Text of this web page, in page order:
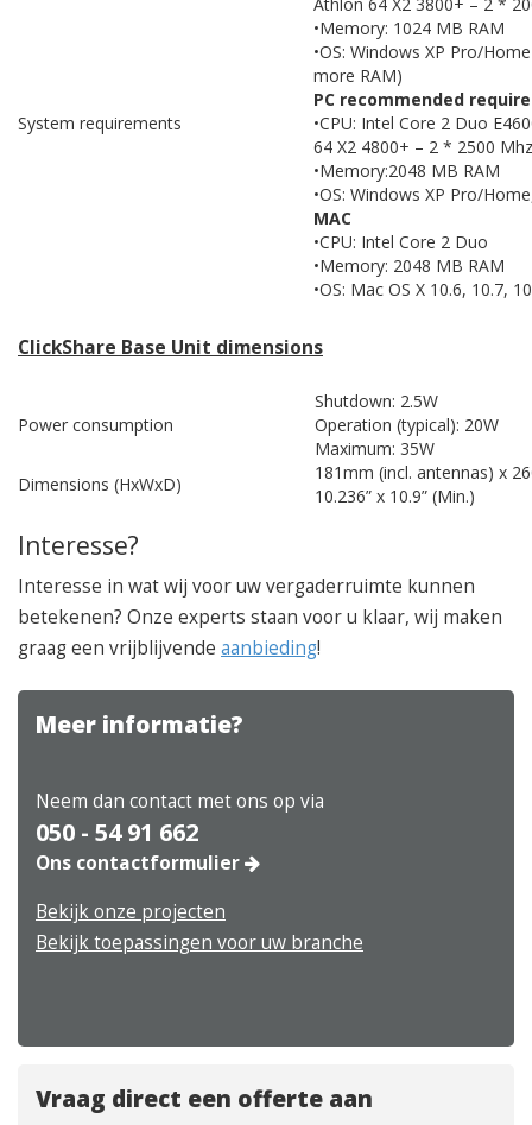
System requirements
Athlon 64 X2 3800+ – 2 *
•Memory: 1024 MB RAM
•OS: Windows XP Pro/
more RAM)
PC recommended
•CPU: Intel Core 2 Duo
64 X2 4800+ – 2 * 2500
•Memory:2048 MB RAM
•OS: Windows XP Pro/
MAC
•CPU: Intel Core 2 Duo
•Memory: 2048 MB RAM
•OS: Mac OS X 10.6, 10.7,
ClickShare Base Unit dimensions
Power consumption
Shutdown: 2.5W
Operation (typical): 20W
Maximum: 35W
Dimensions (HxWxD)
181mm (incl. antennas) x
10.236” x 10.9” (Min.)
Interesse?
Interesse in wat wij voor uw vergaderruimte kunnen
betekenen? Onze experts staan voor u klaar, wij maken
graag een vrijblijvende aanbieding!
Meer informatie?
Neem dan contact met ons op via
050 - 54 91 662
Ons contactformulier
Bekijk onze projecten
Bekijk toepassingen voor uw branche
Vraag direct een offerte aan